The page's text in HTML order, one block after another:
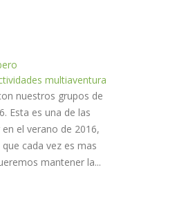
multiaventura
nuestros grupos de
Esta es una de las
el verano de 2016,
cada vez es mas
mantener la...